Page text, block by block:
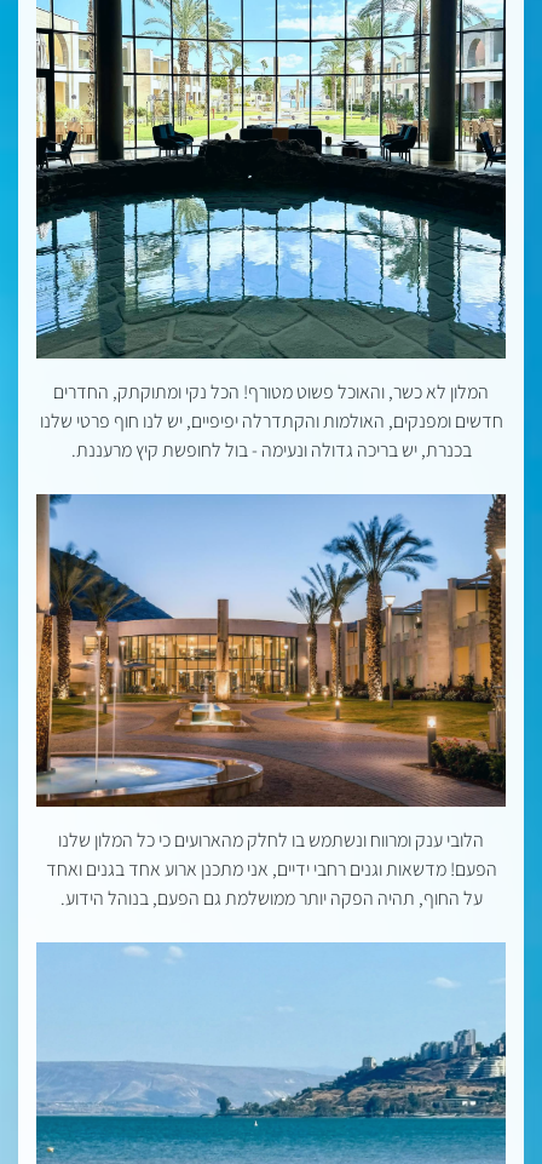
המלון לא כשר, והאוכל פשוט מטורף! הכל נקי ומתוקתק, החדרים
חדשים ומפנקים, האולמות והקתדרלה יפיפיים, יש לנו חוף פרטי שלנו
בכנרת, יש בריכה גדולה ונעימה - בול לחופשת קיץ מרעננת.
הלובי ענק ומרווח ונשתמש בו לחלק מהארועים כי כל המלון שלנו
הפעם! מדשאות וגנים רחבי ידיים, אני מתכנן ארוע אחד בגנים ואחד
על החוף, תהיה הפקה יותר ממושלמת גם הפעם, בנוהל הידוע.